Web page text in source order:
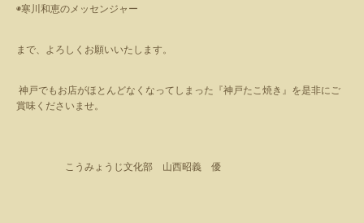
◉寒川和恵のメッセンジャー
まで、よろしくお願いいたします。
神戸でもお店がほとんどなくなってしまった『神戸たこ焼き』を是非にご
賞味くださいませ。
こうみょうじ文化部 山西昭義 優